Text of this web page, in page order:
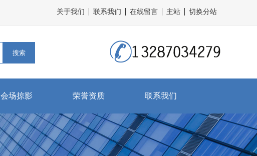
关于我们 联系我们 在线留言 主站 切换分站
搜索
会场掠影 荣誉资质 联系我们